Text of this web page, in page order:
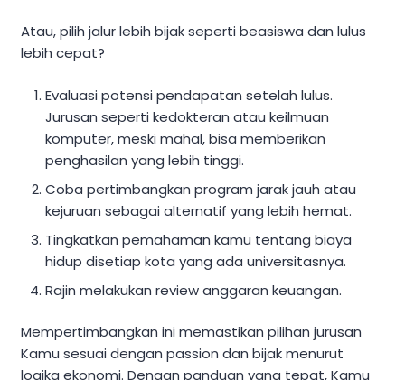
Atau, pilih jalur lebih bijak seperti beasiswa dan lulus
lebih cepat?
Evaluasi potensi pendapatan setelah lulus.
Jurusan seperti kedokteran atau keilmuan
komputer, meski mahal, bisa memberikan
penghasilan yang lebih tinggi.
Coba pertimbangkan program jarak jauh atau
kejuruan sebagai alternatif yang lebih hemat.
Tingkatkan pemahaman kamu tentang biaya
hidup disetiap kota yang ada universitasnya.
Rajin melakukan review anggaran keuangan.
Mempertimbangkan ini memastikan pilihan jurusan
Kamu sesuai dengan passion dan bijak menurut
logika ekonomi. Dengan panduan yang tepat, Kamu